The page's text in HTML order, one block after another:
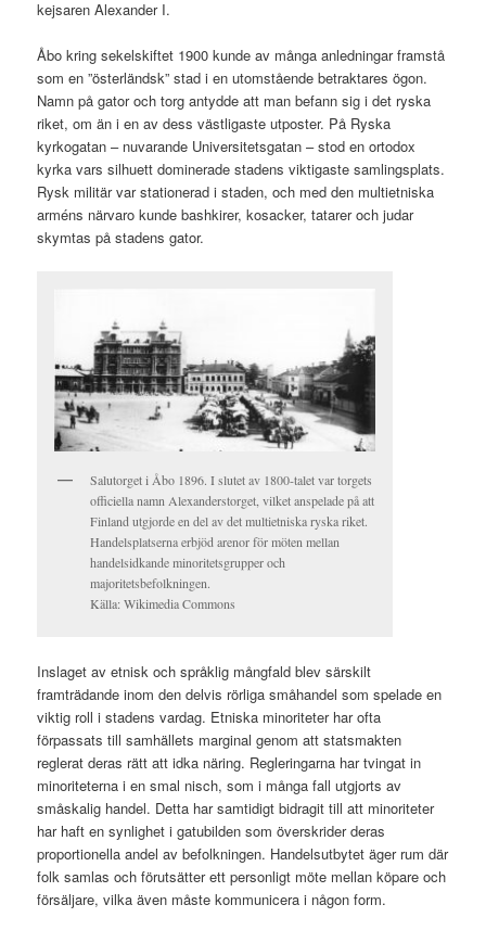
kejsaren Alexander I.
Åbo kring sekelskiftet 1900 kunde av många anledningar framstå
som en ”österländsk” stad i en utomstående betraktares ögon.
Namn på gator och torg antydde att man befann sig i det ryska
riket, om än i en av dess västligaste utposter. På Ryska
kyrkogatan – nuvarande Universitetsgatan – stod en ortodox
kyrka vars silhuett dominerade stadens viktigaste samlingsplats.
Rysk militär var stationerad i staden, och med den multietniska
arméns närvaro kunde bashkirer, kosacker, tatarer och judar
skymtas på stadens gator.
Salutorget i Åbo 1896. I slutet av 1800-talet var torgets
officiella namn Alexanderstorget, vilket anspelade på att
Finland utgjorde en del av det multietniska ryska riket.
Handelsplatserna erbjöd arenor för möten mellan
handelsidkande minoritetsgrupper och
majoritetsbefolkningen.
Källa: Wikimedia Commons
Inslaget av etnisk och språklig mångfald blev särskilt
framträdande inom den delvis rörliga småhandel som spelade en
viktig roll i stadens vardag. Etniska minoriteter har ofta
förpassats till samhällets marginal genom att statsmakten
reglerat deras rätt att idka näring. Regleringarna har tvingat in
minoriteterna i en smal nisch, som i många fall utgjorts av
småskalig handel. Detta har samtidigt bidragit till att minoriteter
har haft en synlighet i gatubilden som överskrider deras
proportionella andel av befolkningen. Handelsutbytet äger rum där
folk samlas och förutsätter ett personligt möte mellan köpare och
försäljare, vilka även måste kommunicera i någon form.